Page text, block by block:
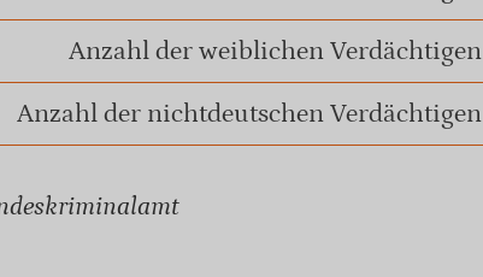
Anzahl der weiblichen Verdächtigen
Anzahl der nichtdeutschen Verdächtigen